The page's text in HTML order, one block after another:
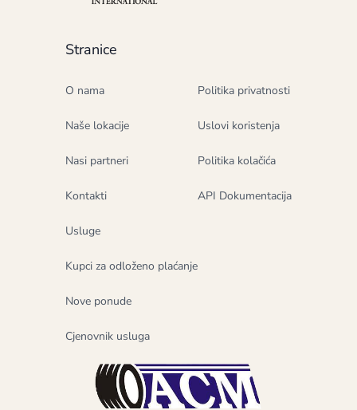
Stranice
O nama
Naše lokacije
Nasi partneri
Kontakti
Usluge
Kupci za odloženo plaćanje
Nove ponude
Cjenovnik usluga
Politika privatnosti
Uslovi koristenja
Politika kolačića
API Dokumentacija